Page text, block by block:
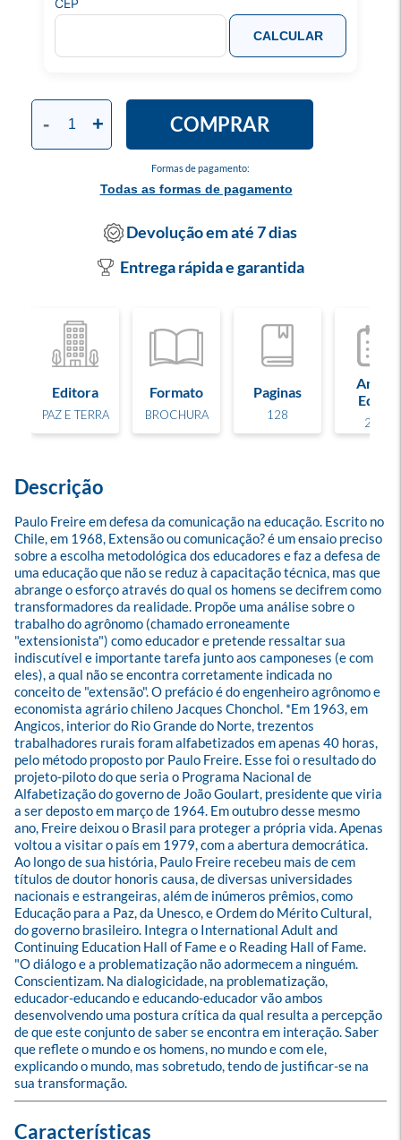
Formas de pagamento:
Todas as formas de pagamento
- + COMPRAR
CEP
CALCULAR
Devolução em até 7 dias
Entrega rápida e garantida
Editora
PAZ E TERRA
Formato
BROCHURA
Paginas
128
Ano de
Edição
2021
Descrição
Paulo Freire em defesa da comunicação na educação. Escrito no
Chile, em 1968, Extensão ou comunicação? é um ensaio preciso
sobre a escolha metodológica dos educadores e faz a defesa de
uma educação que não se reduz à capacitação técnica, mas que
abrange o esforço através do qual os homens se decifrem como
transformadores da realidade. Propõe uma análise sobre o
trabalho do agrônomo (chamado erroneamente
"extensionista") como educador e pretende ressaltar sua
indiscutível e importante tarefa junto aos camponeses (e com
eles), a qual não se encontra corretamente indicada no
conceito de "extensão". O prefácio é do engenheiro agrônomo e
economista agrário chileno Jacques Chonchol. *Em 1963, em
Angicos, interior do Rio Grande do Norte, trezentos
trabalhadores rurais foram alfabetizados em apenas 40 horas,
pelo método proposto por Paulo Freire. Esse foi o resultado do
projeto-piloto do que seria o Programa Nacional de
Alfabetização do governo de João Goulart, presidente que viria
a ser deposto em março de 1964. Em outubro desse mesmo
ano, Freire deixou o Brasil para proteger a própria vida. Apenas
voltou a visitar o país em 1979, com a abertura democrática.
Ao longo de sua história, Paulo Freire recebeu mais de cem
títulos de doutor honoris causa, de diversas universidades
nacionais e estrangeiras, além de inúmeros prêmios, como
Educação para a Paz, da Unesco, e Ordem do Mérito Cultural,
do governo brasileiro. Integra o International Adult and
Continuing Education Hall of Fame e o Reading Hall of Fame.
"O diálogo e a problematização não adormecem a ninguém.
Conscientizam. Na dialogicidade, na problematização,
educador-educando e educando-educador vão ambos
desenvolvendo uma postura crítica da qual resulta a percepção
de que este conjunto de saber se encontra em interação. Saber
que reflete o mundo e os homens, no mundo e com ele,
explicando o mundo, mas sobretudo, tendo de justificar-se na
sua transformação.